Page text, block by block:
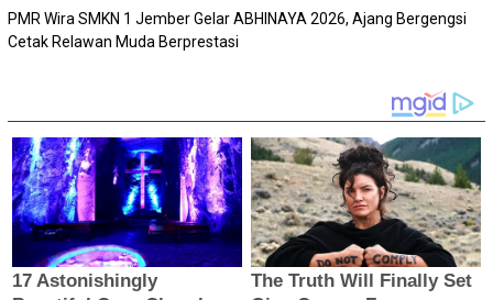
PMR Wira SMKN 1 Jember Gelar ABHINAYA 2026, Ajang Bergengsi
Cetak Relawan Muda Berprestasi